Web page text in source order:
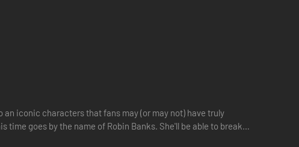
an iconic characters that fans may (or may not) have truly
goes by the name of Robin Banks. She'll be able to break